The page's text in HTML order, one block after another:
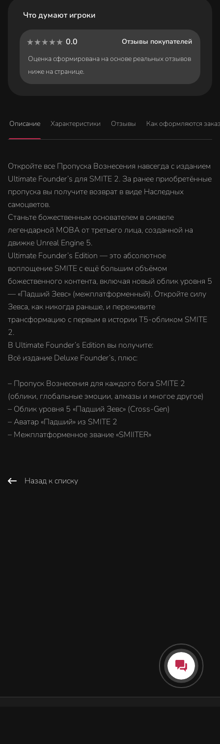
Что думают игроки
0.0
Отзывы покупателей
Оценка сформирована на основе реальных отзывов
ниже на странице.
Описание Характеристики Отзывы Как оформляются
Откройте все Пропуска Вознесения навсегда с изданием
Ultimate Founder’s для SMITE 2. За ранее приобретённые
пропуска вы получите возврат в виде Наследных
самоцветов.
Станьте божественным основателем в сиквеле
легендарной MOBA от третьего лица, созданной на
движке Unreal Engine 5.
Ultimate Founder’s Edition — это абсолютное
воплощение SMITE с ещё большим объёмом
божественного контента, включая новый облик уровня 5
— «Падший Зевс» (межплатформенный). Откройте силу
Зевса, как никогда раньше, и переживите
трансформацию с первым в истории T5-обликом SMITE
2.
В Ultimate Founder’s Edition вы получите:
Всё издание Deluxe Founder’s, плюс:
– Пропуск Вознесения для каждого бога SMITE 2
(облики, глобальные эмоции, алмазы и многое другое)
– Облик уровня 5 «Падший Зевс» (Cross-Gen)
– Аватар «Падший» из SMITE 2
– Межплатформенное звание «SMIITER»
Назад к списку